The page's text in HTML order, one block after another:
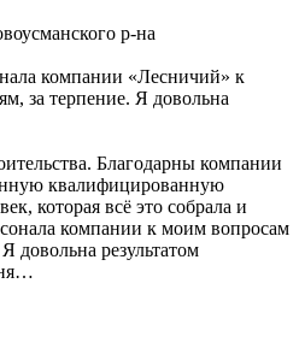
р-на
компании «Лесничий» к
за терпение. Я довольна
Благодарны компании
квалифицированную
которая всё это собрала и
компании к моим вопросам
довольна результатом